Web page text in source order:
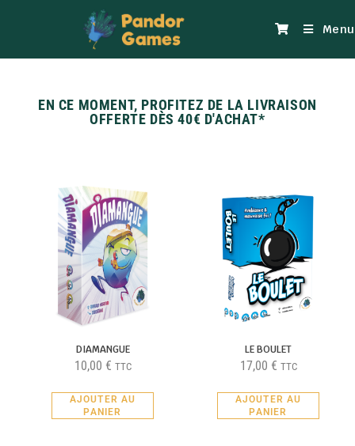
Menu
EN CE MOMENT, PROFITEZ DE LA LIVRAISON
OFFERTE DÈS 40€ D'ACHAT*
DIAMANGUE
10,00 € TTC
AJOUTER AU
PANIER
LE BOULET
17,00 € TTC
AJOUTER AU
PANIER